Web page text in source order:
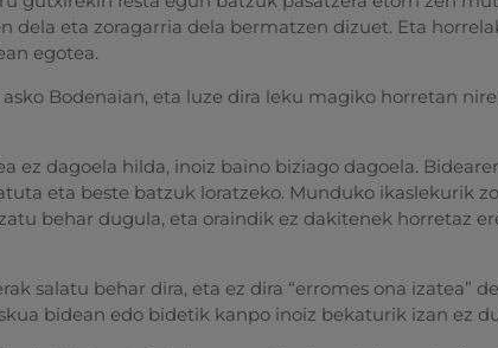
dela eta zoragarria dela bermatzen dizuet. Eta
egotea.
Bodenaian, eta luze dira leku magiko horretan
ez dagoela hilda, inoiz baino biziago dagoela.
eta beste batzuk loratzeko. Munduko ikaslekurik
behar dugula, eta oraindik ez dakitenek horretaz
salatu behar dira, eta ez dira “erromes ona izatea”
bidean edo bidetik kanpo inoiz bekaturik izan ez